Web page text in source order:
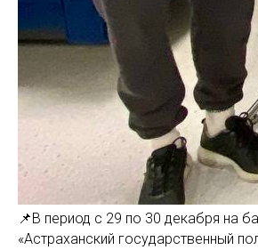
📌В период с 29 по 30 декабря на
«Астраханский государственный